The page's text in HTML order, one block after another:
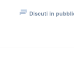
Discuti in